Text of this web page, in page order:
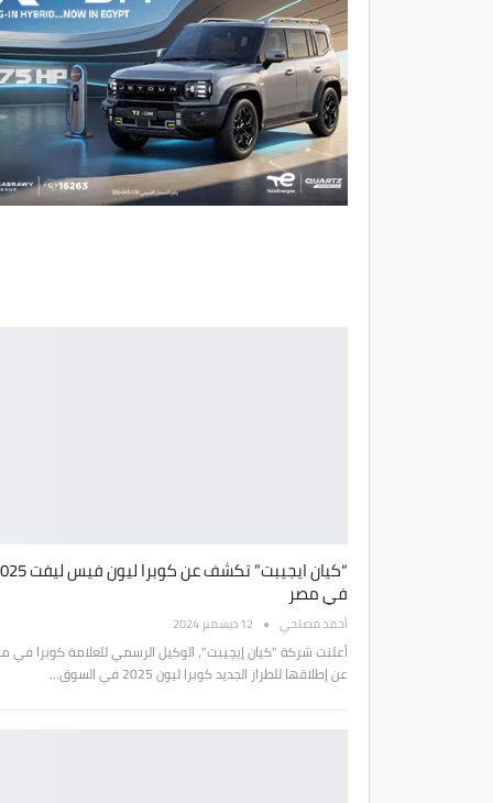
“كيان ايجيبت” تكشف عن
في مصر
أحمد مصلحي 12 ديسمبر 2024
أعلنت شركة "كيان إيچيبت"، الوكيل الرسمي للعلامة كوبرا في
عن إطلاقها للطراز الجديد كوبرا ليون 2025 في السوق…